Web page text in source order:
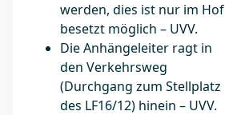
werden, dies ist nur im Hof
besetzt möglich – UVV.
Die Anhängeleiter ragt in
den Verkehrsweg
(Durchgang zum Stellplatz
des LF16/12) hinein – UVV.